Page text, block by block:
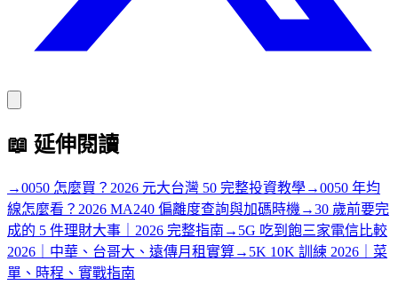
📖 延伸閱讀
→0050 怎麼買？2026 元大台灣 50 完整投資教學→0050 年均
線怎麼看？2026 MA240 偏離度查詢與加碼時機 →30 歲前要完
成的 5 件理財大事｜2026 完整指南 → 5G 吃到飽三家電信比較
2026｜中華、台哥大、遠傳月租實算→ 5K 10K 訓練 2026｜菜
單、時程、實戰指南